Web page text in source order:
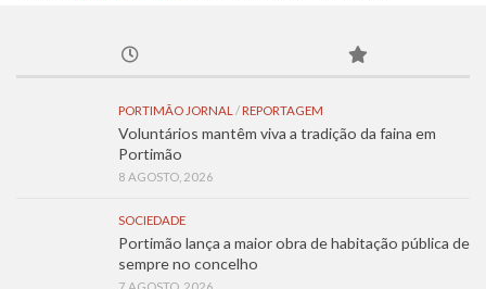
PORTIMÃO JORNAL / REPORTAGEM
Voluntários mantêm viva a tradição da faina em
Portimão
8 AGOSTO, 2026
SOCIEDADE
Portimão lança a maior obra de habitação pública de
sempre no concelho